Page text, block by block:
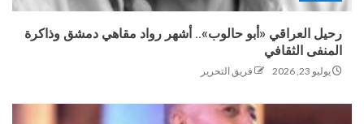
رحيل العراقي «أبو حالوب».. أشهر رواد مقاهي دمشق وذاكرة
المنفى الثقافي
يوليو 23, 2026 فريق التحرير